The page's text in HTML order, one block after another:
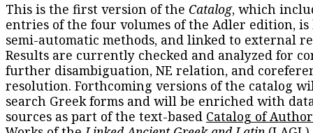
This is the first version of the Catalog, which
entries of the four volumes of the Adler edition, is
semi-automatic methods, and linked to external
Results are currently checked and analyzed for
further disambiguation, NE relation, and
resolution. Forthcoming versions of the catalog
search Greek forms and will be enriched with
sources as part of the text-based Catalog of